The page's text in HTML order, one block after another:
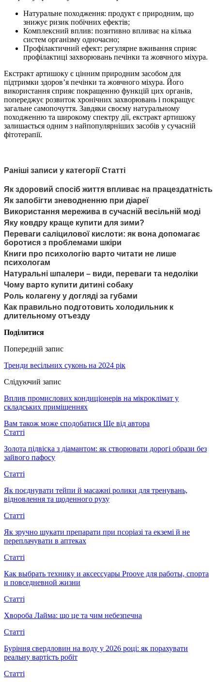
Натуральне походження: продукт є природним, що
знижує ризик побічних ефектів;
Комплексний вплив: позитивно впливає на кілька
систем організму одночасно;
Профілактичний ефект: регулярне вживання сприяє
профілактиці захворювань печінки та жовчного міхура.
Екстракт артишоку є цінним природним засобом для
підтримки здоров’я печінки та жовчного міхура. Його
використання сприяє покращенню функцій цих органів,
попереджує розвиток хронічних захворювань і покращує
загальне самопочуття. Завдяки своєму натуральному
походженню та широкому спектру дії, екстракт артишоку
залишається одним з найпопулярніших засобів у сучасній
фітотерапії.
Раніші записи у категорії Статті
Як здоровий спосіб життя впливає на працездатність
Як запобігти зневодненню при діареї
Використання мережива в сучасній весільній моді
Яку ковдру краще купити для зими?
Переваги саліцилової кислоти: як вона допомагає
боротися з проблемами шкіри
Книги про психологію варто читати не лише
психологам
Натуральні шпалери – види, переваги та недоліки
Чому варто купити дитині собаку
Роль колагену у догляді за губами
Как правильно подготовить холодильник к
длительному отъезду
Поділитися
Попередній запис
Тренди весільних суконь на 2024 рік
Слідуючий запис
Вплив промислових кондиціонерів на мікроклімат у
складських приміщеннях
Вам також може сподобатися Ще від автора
Статті
Золота підвіска з діамантом: як створювати дорогі образи без
зайвого пафосу
Статті
Як поєднувати тейпи й масажні ролики для тренувань,
відновлення та щоденного руху
Статті
Як зручно шукати препарати при псоріазі та екземі й не
переплачувати в аптеках
Статті
Как выбрать технику и аксессуары Proove для работы, спорта
и повседневной жизни
Статті
Хвороба Лайма: що це та чим небезпечна
Статті
Буріння свердловин на воду у 2026 році: як порахувати
реальну вартість робіт
Статті